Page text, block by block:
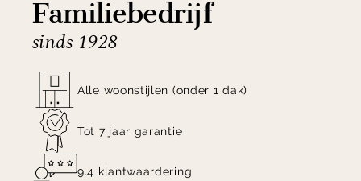
Familiebedrijf
sinds 1928
Alle woonstijlen (onder 1 dak)
Tot 7 jaar garantie
9.4 klantwaardering